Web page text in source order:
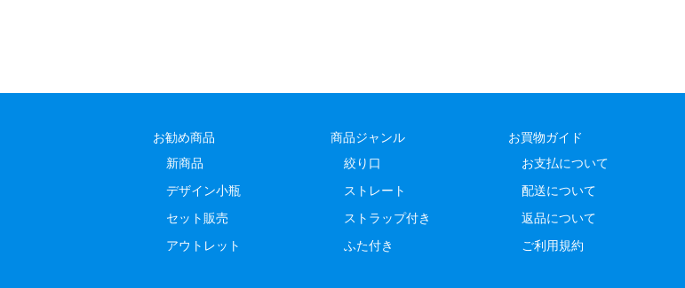
お勧め商品
新商品
デザイン小瓶
セット販売
アウトレット
商品ジャンル
絞り口
ストレート
ストラップ付き
ふた付き
お買物ガイド
お支払について
配送について
返品について
ご利用規約